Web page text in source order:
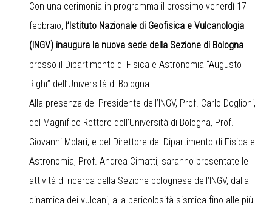
Con una cerimonia in programma il prossimo venerdì 17
febbraio, l’Istituto Nazionale di Geofisica e Vulcanologia
(INGV) inaugura la nuova sede della Sezione di Bologna
presso il Dipartimento di Fisica e Astronomia “Augusto
Righi” dell’Università di Bologna.
Alla presenza del Presidente dell’INGV, Prof. Carlo Doglioni,
del Magnifico Rettore dell’Università di Bologna, Prof.
Giovanni Molari, e del Direttore del Dipartimento di Fisica e
Astronomia, Prof. Andrea Cimatti, saranno presentate le
attività di ricerca della Sezione bolognese dell’INGV, dalla
dinamica dei vulcani, alla pericolosità sismica fino alle più